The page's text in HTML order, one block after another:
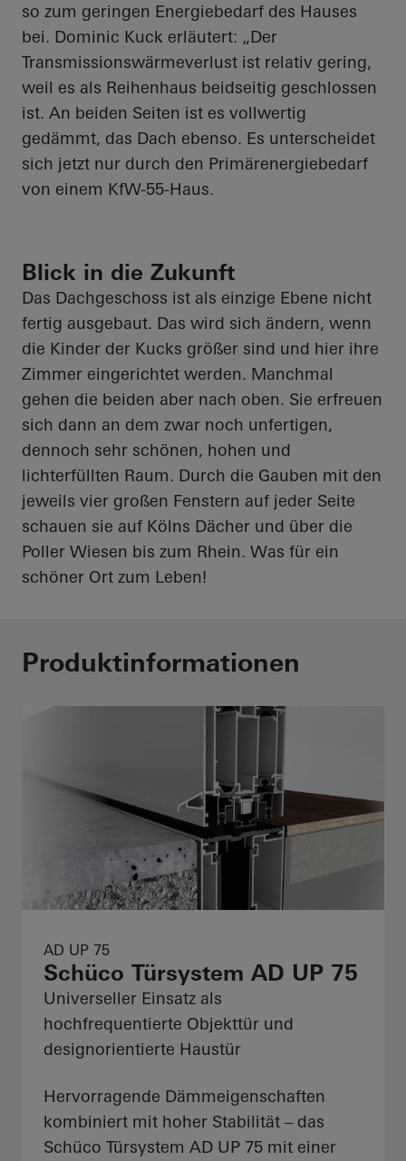
so zum geringen Energiebedarf des Hauses
bei. Dominic Kuck erläutert: „Der
Transmissionswärmeverlust ist relativ gering,
weil es als Reihenhaus beidseitig geschlossen
ist. An beiden Seiten ist es vollwertig
gedämmt, das Dach ebenso. Es unterscheidet
sich jetzt nur durch den Primärenergiebedarf
von einem KfW-55-Haus.
Blick in die Zukunft
Das Dachgeschoss ist als einzige Ebene nicht
fertig ausgebaut. Das wird sich ändern, wenn
die Kinder der Kucks größer sind und hier ihre
Zimmer eingerichtet werden. Manchmal
gehen die beiden aber nach oben. Sie erfreuen
sich dann an dem zwar noch unfertigen,
dennoch sehr schönen, hohen und
lichterfüllten Raum. Durch die Gauben mit den
jeweils vier großen Fenstern auf jeder Seite
schauen sie auf Kölns Dächer und über die
Poller Wiesen bis zum Rhein. Was für ein
schöner Ort zum Leben!
Produktinformationen
AD UP 75
Schüco Türsystem AD UP 75
Universeller Einsatz als
hochfrequentierte Objekttür und
designorientierte Haustür
Hervorragende Dämmeigenschaften
kombiniert mit hoher Stabilität – das
Schüco Türsystem AD UP 75 mit einer